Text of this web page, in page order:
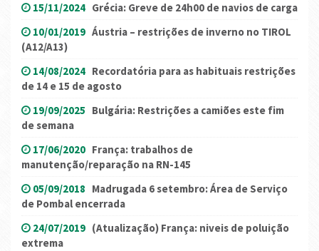
15/11/2024 Grécia: Greve de 24h00 de navios de carga
10/01/2019 Áustria – restrições de inverno no TIROL
(A12/A13)
14/08/2024 Recordatória para as habituais restrições
de 14 e 15 de agosto
19/09/2025 Bulgária: Restrições a camiões este fim
de semana
17/06/2020 França: trabalhos de
manutenção/reparação na RN-145
05/09/2018 Madrugada 6 setembro: Área de Serviço
de Pombal encerrada
24/07/2019 (Atualização) França: niveis de poluição
extrema